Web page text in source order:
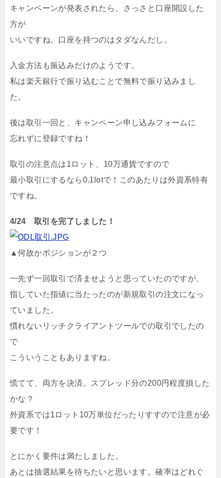
キャンペーンが発表されたら、さっさと口座開設した
方が
いいですね。口座を持つのはタダなんだし。
入金方法も振込みだけのようです。
私は楽天銀行で振り込むことで無料で振り込みまし
た。
後は取引一回と、キャンペーン申し込みフォームに
忘れずに登録ですね！
取引の注意点は1ロット、10万通貨ですので
最小取引にするなら0.1lotで！このあたりは外資系特有
ですね。
4/24 取引を完了しました！
▲何故かポジションが２つ
一先ず一回取引で済ませようと思っていたのですが、
指していた指値に当たったのが新規取引の注文になっ
ていました。
慣れないリッチクライアントツールでの取引でしたの
で
こういうこともありますね。
慌てて、両方を決済。スプレッド分の200円程度損した
かな？
外資系では1ロット10万単位だったりすすので注意が必
要です！
とにかく要件は満たしました。
あとは抽選結果を待ちたいと思います。確率はどれぐ